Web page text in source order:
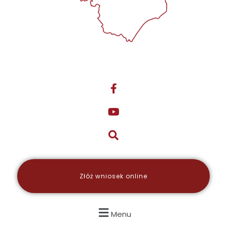
Złóż wniosek online
Menu